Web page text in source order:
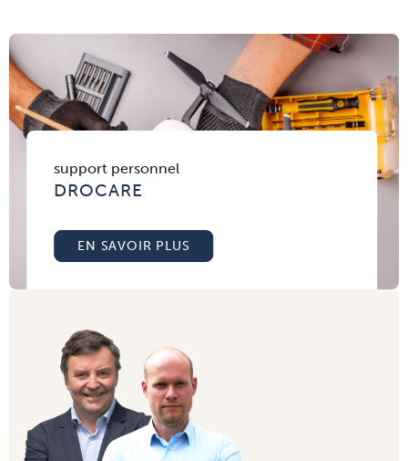
support personnel
DROCARE
EN SAVOIR PLUS